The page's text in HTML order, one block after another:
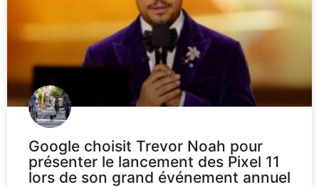
Google choisit Trevor Noah pour
présenter le lancement des Pixel 11
lors de son grand événement annuel